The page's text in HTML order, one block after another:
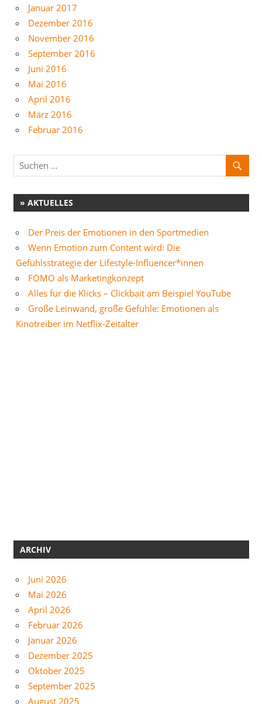
Januar 2017
Dezember 2016
November 2016
September 2016
Juni 2016
Mai 2016
April 2016
März 2016
Februar 2016
» AKTUELLES
Der Preis der Emotionen in den Sportmedien
Wenn Emotion zum Content wird: Die
Gefühlsstrategie der Lifestyle-Influencer*innen
FOMO als Marketingkonzept
Alles für die Klicks – Clickbait am Beispiel YouTube
Große Leinwand, große Gefühle: Emotionen als
Kinotreiber im Netflix-Zeitalter
ARCHIV
Juni 2026
Mai 2026
April 2026
Februar 2026
Januar 2026
Dezember 2025
Oktober 2025
September 2025
August 2025